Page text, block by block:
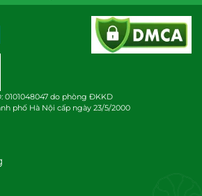
0101048047 do phòng ĐKKD
phố Hà Nội cấp ngày 23/5/2000